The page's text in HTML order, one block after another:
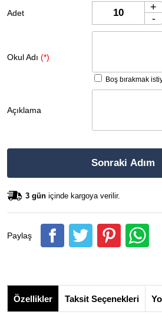
Adet
+
-
Okul Adı (*)
Boş bırakmak
Açıklama
Sonraki Adım
3 gün içinde kargoya verilir.
Paylaş
Özellikler Taksit Seçenekleri